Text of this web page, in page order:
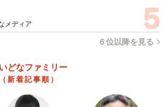
メディア
６位以降を見る
どなファミリー
（新着記事順）